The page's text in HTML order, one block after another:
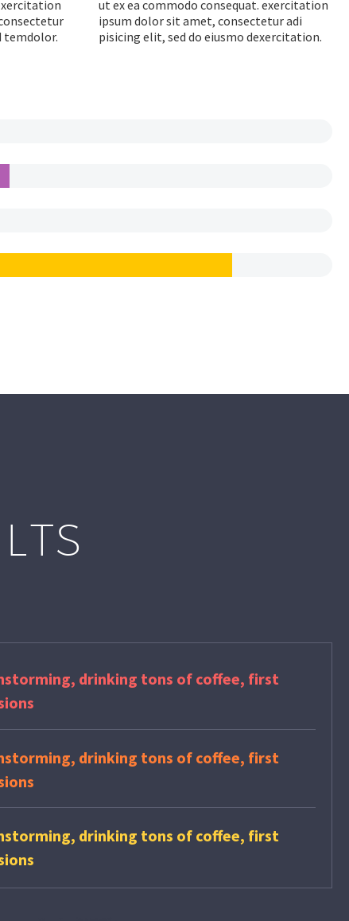
temdolor.
ut ex ea commodo consequat. exercitation
ipsum dolor sit amet, consectetur adi
pisicing elit, sed do eiusmo dexercitation.
drinking tons of coffee, first
drinking tons of coffee, first
drinking tons of coffee, first